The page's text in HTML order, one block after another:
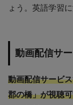
ょう。英語学習
動画配信サ
動画配信サービ
郡の橋」が視聴